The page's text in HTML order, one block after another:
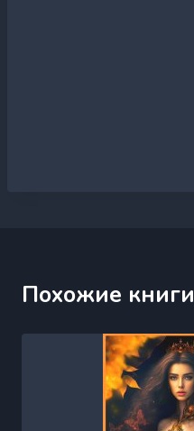
Похожие книги